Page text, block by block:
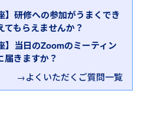
定させていただきます。
プレイングを行うことによ
方法を体得いただきます。
まくいった交渉・うまくいか
ていただきます。
ぞれを体感し、具体的な違
事例について、原因を考え
ーシップの内容を確認し、
性や利害関係を整理し、調
を踏まえどのような注意が
いこと」を伝えるアサーテ
の手法を習得します。アサ
況・気持ちを尊重しなが
伝えることです。講義と豊
ディを通じて、アサーティブ
につけていただきます。
】研修への参加がうまくでき
てもらえませんか？
】当日のZoomのミーティン
届きますか？
→よくいただくご質問一覧